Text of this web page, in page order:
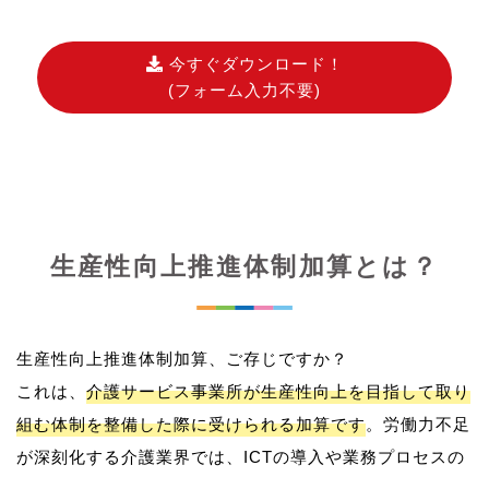
今すぐダウンロード！
(フォーム入力不要)
生産性向上推進体制加算とは？
生産性向上推進体制加算、ご存じですか？
これは、 介護サービス事業所が生産性向上を目指して取り
組む体制を整備した際に受けられる加算です。労働力不足
が深刻化する介護業界では、ICTの導入や業務プロセスの